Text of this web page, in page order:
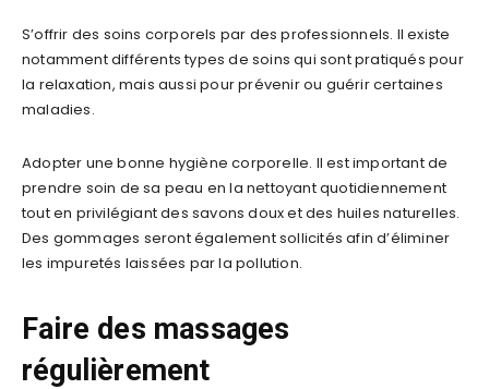
S’offrir des soins corporels par des professionnels. Il existe
notamment différents types de soins qui sont pratiqués pour
la relaxation, mais aussi pour prévenir ou guérir certaines
maladies.
Adopter une bonne hygiène corporelle. Il est important de
prendre soin de sa peau en la nettoyant quotidiennement
tout en privilégiant des savons doux et des huiles naturelles.
Des gommages seront également sollicités afin d’éliminer
les impuretés laissées par la pollution.
Faire des massages
régulièrement